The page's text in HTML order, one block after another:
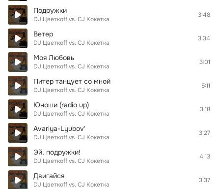
Подружки
DJ Цветкoff vs. CJ Кокетка
3:48
Ветер
DJ Цветкoff vs. CJ Кокетка
3:34
Моя Любовь
DJ Цветкoff vs. CJ Кокетка
3:01
Питер танцует со мной
DJ Цветкoff vs. CJ Кокетка
5:11
Юноши (radio up)
DJ Цветкoff vs. CJ Кокетка
3:18
Avariya-Lyubov'
DJ Цветкoff vs. CJ Кокетка
3:27
Эй, подружки!
DJ Цветкoff vs. CJ Кокетка
4:13
Двигайся
DJ Цветкoff vs. CJ Кокетка
3:37